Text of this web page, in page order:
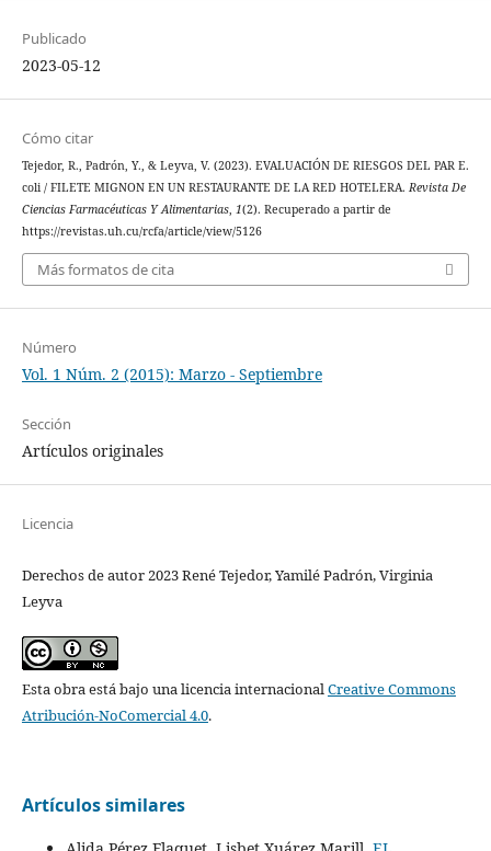
Publicado
2023-05-12
Cómo citar
Tejedor, R., Padrón, Y., & Leyva, V. (2023). EVALUACIÓN DE RIESGOS DEL PAR E.
coli / FILETE MIGNON EN UN RESTAURANTE DE LA RED HOTELERA. Revista De
Ciencias Farmacéuticas Y Alimentarias, 1(2). Recuperado a partir de
https://revistas.uh.cu/rcfa/article/view/5126
Más formatos de cita
Número
Vol. 1 Núm. 2 (2015): Marzo - Septiembre
Sección
Artículos originales
Licencia
Derechos de autor 2023 René Tejedor, Yamilé Padrón, Virginia
Leyva
Esta obra está bajo una licencia internacionalCreative Commons
Atribución-NoComercial 4.0.
Artículos similares